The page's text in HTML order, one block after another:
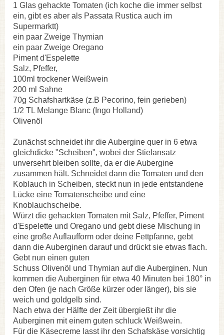
1 Glas gehackte Tomaten (ich koche die immer selbst
ein, gibt es aber als Passata Rustica auch im
Supermarktt)
ein paar Zweige Thymian
ein paar Zweige Oregano
Piment d'Espelette
Salz, Pfeffer,
100ml trockener Weißwein
200 ml Sahne
70g Schafshartkäse (z.B Pecorino, fein gerieben)
1/2 TL Melange Blanc (Ingo Holland)
Olivenöl
Zunächst schneidet ihr die Aubergine quer in 6 etwa
gleichdicke "Scheiben", wobei der Stielansatz
unversehrt bleiben sollte, da er die Aubergine
zusammen hält. Schneidet dann die Tomaten und den
Koblauch in Scheiben, steckt nun in jede entstandene
Lücke eine Tomatenscheibe und eine
Knoblauchscheibe.
Würzt die gehackten Tomaten mit Salz, Pfeffer, Piment
d'Espelette und Oregano und gebt diese Mischung in
eine große Auflaufform oder deine Fettpfanne, gebt
dann die Auberginen darauf und drückt sie etwas flach.
Gebt nun einen guten
Schuss Olivenöl und Thymian auf die Auberginen. Nun
kommen die Auberginen für etwa 40 Minuten bei 180° in
den Ofen (je nach Größe kürzer oder länger), bis sie
weich und goldgelb sind.
Nach etwa der Hälfte der Zeit übergießt ihr die
Auberginen mit einem guten schluck Weißwein.
Für die Käsecreme lasst ihr den Schafskäse vorsichtig